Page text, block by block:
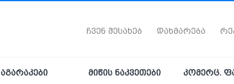
ჩვენ შესახებ დახმარება
აგარაკები მიწის ნაკვეთები კომერც.